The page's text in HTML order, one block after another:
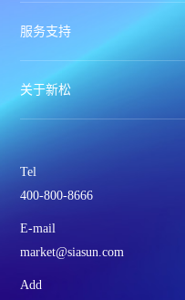
服务支持
关于新松
Tel
400-800-8666
E-mail
market@siasun.com
Add